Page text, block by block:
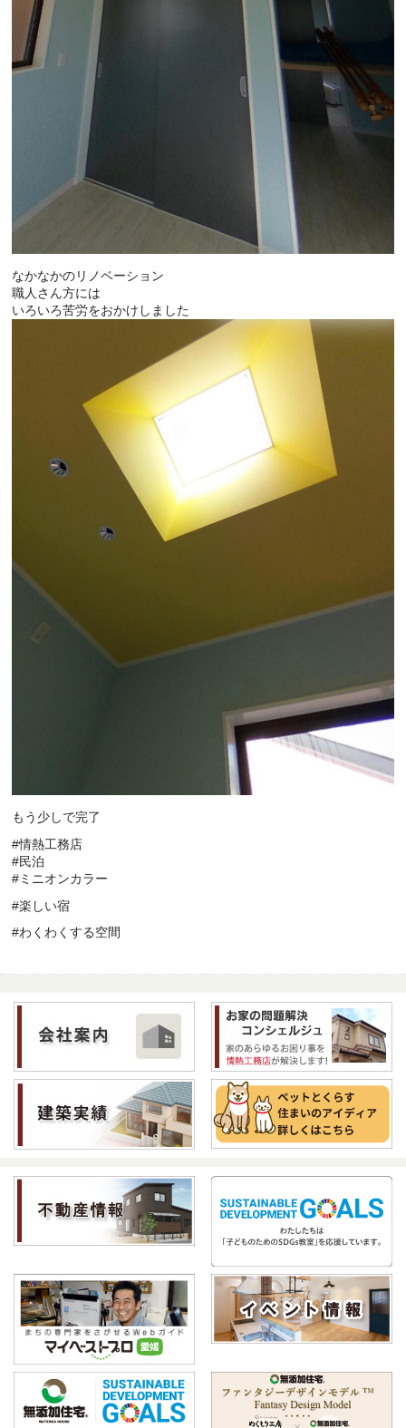
なかなかのリノベーション
職人さん方には
いろいろ苦労をおかけしました
もう少しで完了
#情熱工務店
#民泊
#ミニオンカラー
#楽しい宿
#わくわくする空間